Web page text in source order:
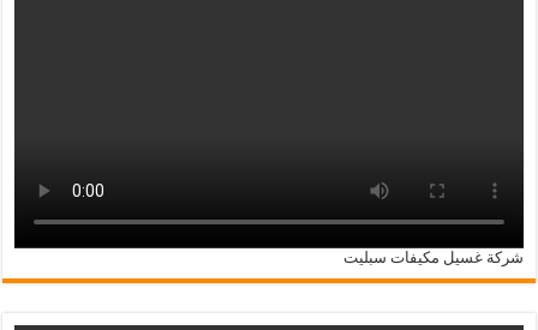
شركة غسيل مكيفات سبليت